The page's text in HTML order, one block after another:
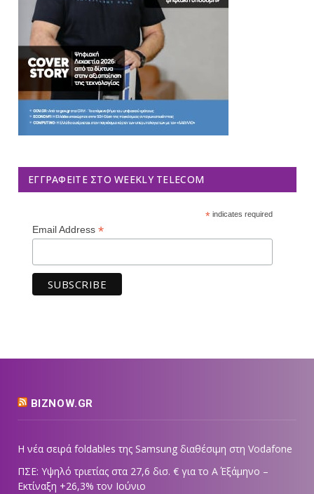
ΕΓΓΡΑΦΕΊΤΕ ΣΤΟ WEEKLY TELECOM
*indicates required
Email Address *
BIZNOW.GR
Η νέα σειρά foldables της Samsung διαθέσιμη στη Vodafone
ΠΣΕ: Υψηλό τριετίας στα 27,6 δισ. € για το Α΄ Εξάμηνο –
Εκτίναξη +26,3% τον Ιούνιο